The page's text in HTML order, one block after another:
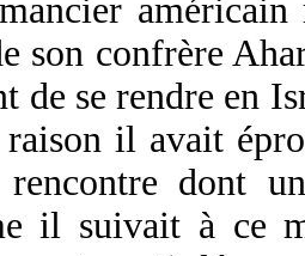
son confrère
de se rendre en
il avait
rencontre dont
il suivait à ce